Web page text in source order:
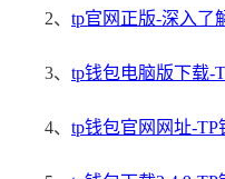
2、 tp官网正版-深入了
3、 tp钱包电脑版下载-
4、 tp钱包官网网址-